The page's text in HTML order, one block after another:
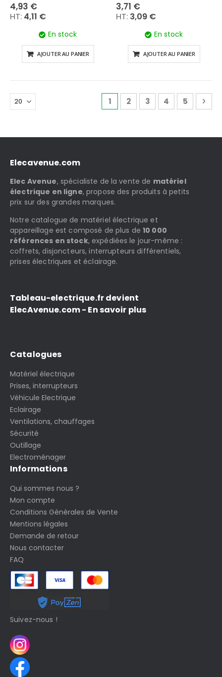
4,93 €
4,11 €
En stock
AJOUTER AU PANIER
3,71 €
3,09 €
En stock
AJOUTER AU PANIER
Page
Vous lisez actuellement la
1 Page
2 Page
3 Page
4 Page
5
Elecavenue.com
Elec Avenue, spécialiste de la vente de matériel
électrique en ligne, propose des produits à petits
prix sur des grandes marques.
Notre catalogue de matériel électrique et
appareillage est composé de plus de10 000
références en stock, expédiées le jour-même :
coffrets, disjoncteurs, interrupteurs différentiels,
prises électriques et éclairage.
Tableau-electrique.fr devient
ElecAvenue.com - En savoir plus
Catalogues
Matériel électrique
Prises, interrupteurs
Véhicule Electrique
Eclairage
Ventilations, chauffages
Sécurité
Outillage
Electroménager
Informations
Qui sommes nous ?
Mon compte
Conditions Générales de Vente
Mentions légales
Demande de retour
Nous contacter
FAQ
Suivez-nous !